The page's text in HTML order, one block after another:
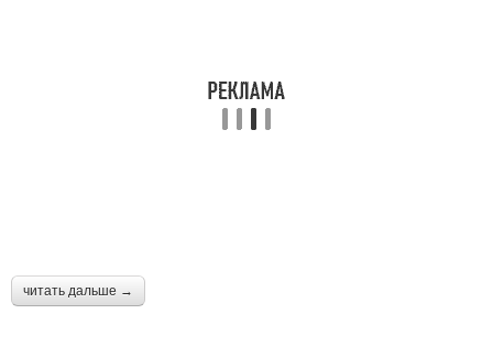
читать дальше →